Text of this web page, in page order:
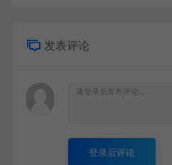
发表评论
登录后评论